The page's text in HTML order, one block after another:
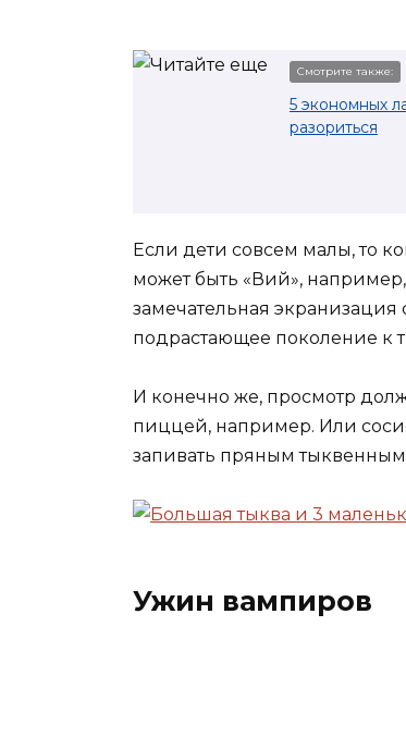
Смотрите также:
5 экономных
разориться
Если дети совсем малы, то
может быть «Вий»,
замечательная
подрастающее поколение к
И конечно же, просмотр
пиццей, например. Или
запивать пряным
Ужин вампиров